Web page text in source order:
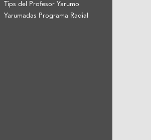
Tips del Profesor Yarumo
Yarumadas Programa Radial